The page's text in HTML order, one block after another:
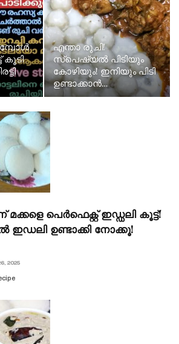
എന്താ രുചി!
സ്പെഷ്യൽ പിടിയും
കോഴിയും! ഇനിയും പിടി
ഉണ്ടാക്കാൻ…
പെർഫെക്റ്റ് ഇഡ്ഡലി കൂട്ട്!
ഉണ്ടാക്കി നോക്കൂ!
2025